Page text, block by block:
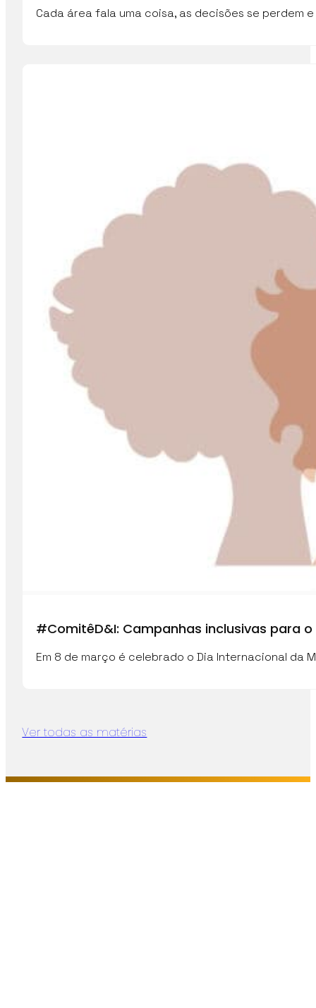
Cada área fala uma coisa, as decisões se perdem
#ComitêD&I: Campanhas inclusivas para o
Em 8 de março é celebrado o Dia Internacional da
Ver todas as matérias